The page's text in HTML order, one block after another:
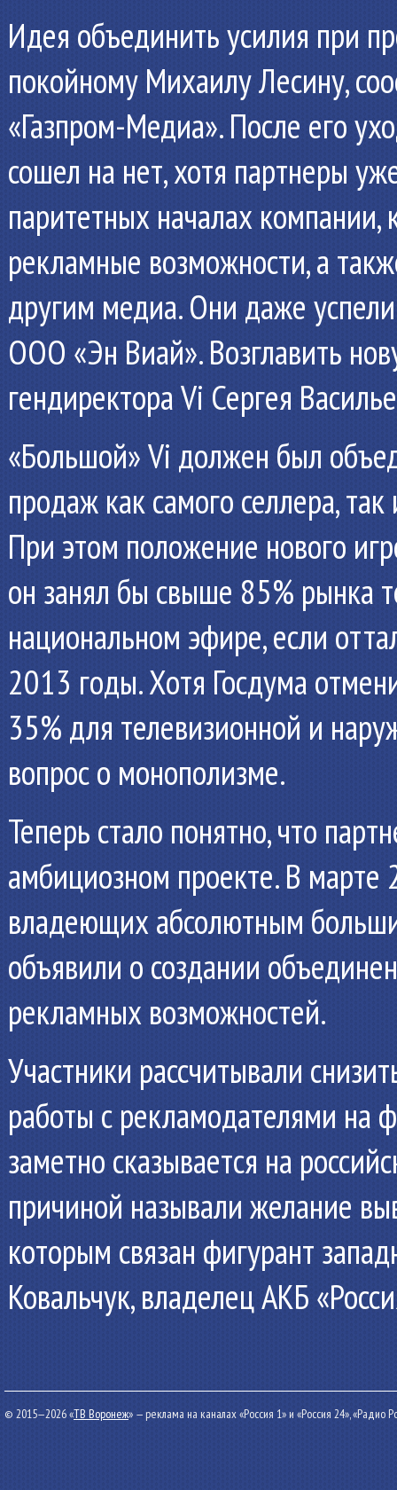
Идея объединить усилия при
покойному Михаилу Лесину,
«Газпром-Медиа». После его
сошел на нет, хотя партнеры
паритетных началах компании,
рекламные возможности, а
другим медиа. Они даже
ООО «Эн Виай». Возглавить
гендиректора Vi Сергея
«Большой» Vi должен был
продаж как самого селлера,
При этом положение нового
он занял бы свыше 85% рынка
национальном эфире, если
2013 годы. Хотя Госдума
35% для телевизионной и
вопрос о монополизме.
Теперь стало понятно, что
амбициозном проекте. В марте
владеющих абсолютным
объявили о создании
рекламных возможностей.
Участники рассчитывали
работы с рекламодателями на
заметно сказывается на
причиной называли желание
которым связан фигурант
Ковальчук, владелец АКБ
© 2015—2026 «ТВ Воронеж» — реклама на каналах «Россия 1» и «Россия 24», «Радио